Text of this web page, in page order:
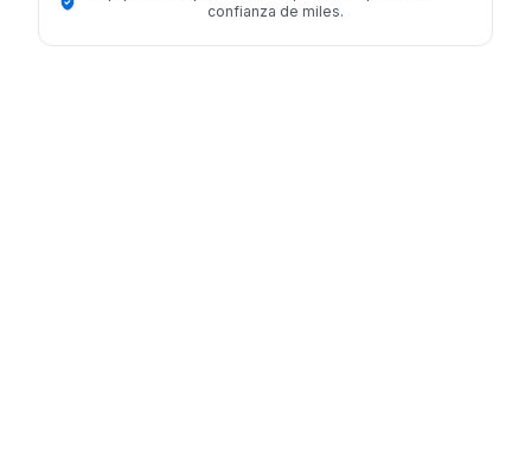
confianza de miles.